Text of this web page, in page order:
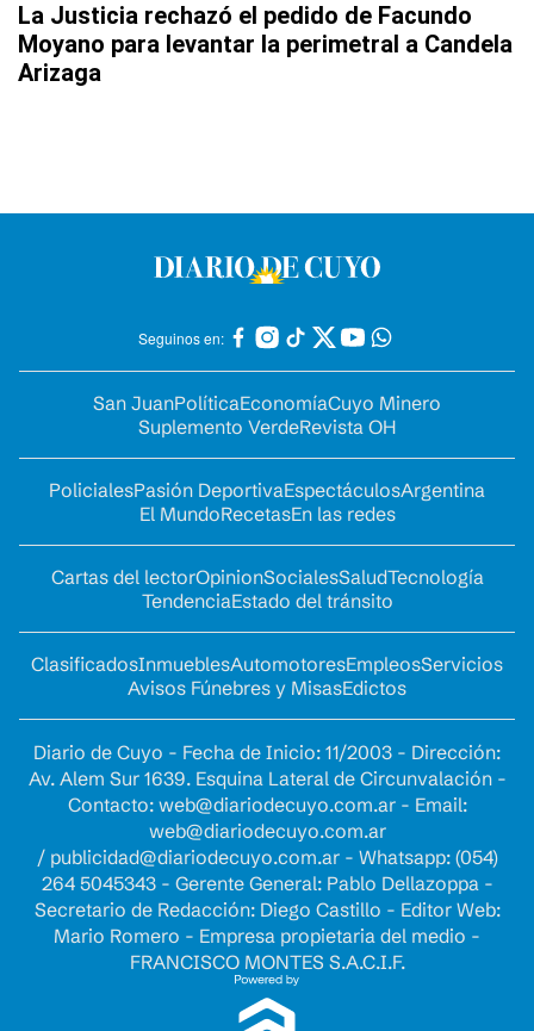
La Justicia rechazó el pedido de Facundo
Moyano para levantar la perimetral a Candela
Arizaga
Seguinos en:
San JuanPolíticaEconomíaCuyo Minero
Suplemento VerdeRevista OH
PolicialesPasión DeportivaEspectáculosArgentina
El MundoRecetasEn las redes
Cartas del lectorOpinionSocialesSaludTecnología
TendenciaEstado del tránsito
ClasificadosInmueblesAutomotoresEmpleosServicios
Avisos Fúnebres y MisasEdictos
Diario de Cuyo - Fecha de Inicio: 11/2003 - Dirección:
Av. Alem Sur 1639. Esquina Lateral de Circunvalación -
Contacto: web@diariodecuyo.com.ar- Email:
web@diariodecuyo.com.ar
/ publicidad@diariodecuyo.com.ar- Whatsapp: (054)
264 5045343 - Gerente General: Pablo Dellazoppa -
Secretario de Redacción: Diego Castillo - Editor Web:
Mario Romero - Empresa propietaria del medio -
FRANCISCO MONTES S.A.C.I.F.